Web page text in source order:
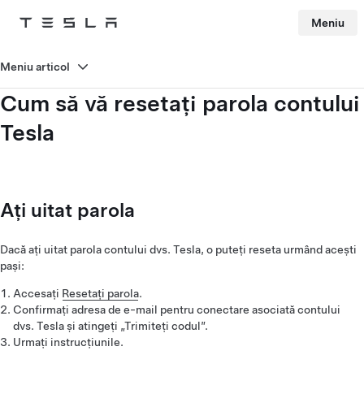
Tesla Meniu
Cum să vă resetați parola contului
Tesla
Ați uitat parola
Dacă ați uitat parola contului dvs. Tesla, o puteți reseta urmând acești
pași:
Accesați Resetați parola.
Confirmați adresa de e-mail pentru conectare asociată contului
dvs. Tesla și atingeți „Trimiteți codul”.
Urmați instrucțiunile.
Meniu articol